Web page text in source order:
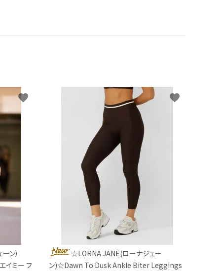
ン）
ミー フ
favorite
☆LORNA JANE(ローナジェー
ン)☆Dawn To Dusk Ankle Biter Leggings
favorite